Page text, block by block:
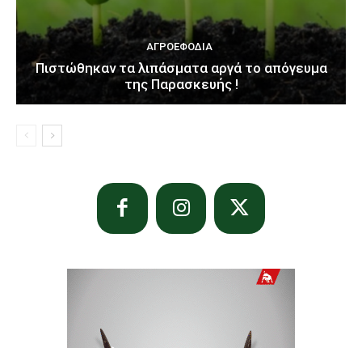
ΑΓΡΟΕΦΌΔΙΑ
Πιστώθηκαν τα λιπάσματα αργά το απόγευμα
της Παρασκευής !